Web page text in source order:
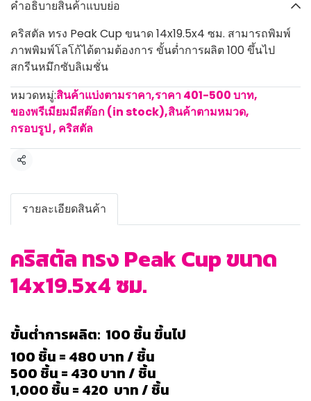
คำอธิบายสินค้าแบบย่อ
คริสตัล ทรง Peak Cup ขนาด 14x19.5x4 ซม. สามารถพิมพ์
ภาพพิมพ์โลโก้ได้ตามต้องการ ขั้นต่ำการผลิต 100 ขึ้นไป
สกรีนหมึกซับลิเมชั่น
หมวดหมู่:สินค้าแบ่งตามราคา,ราคา 401-500 บาท,
ของพรีเมียมมีสต๊อก (in stock),สินค้าตามหมวด,
กรอบรูป , คริสตัล
แชร์
รายละเอียดสินค้า
คริสตัล ทรง Peak Cup ขนาด
14x19.5x4 ซม.
ขั้นต่ำการผลิต: 100 ชิ้น ขึ้นไป
100 ชิ้น = 480 บาท / ชิ้น
500 ชิ้น = 430 บาท / ชิ้น
1,000 ชิ้น = 420 บาท / ชิ้น